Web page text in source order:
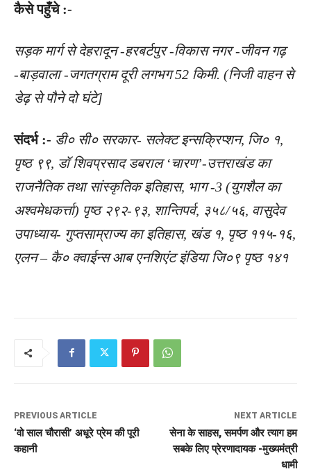
कैसे पहुँचे :-
सड़क मार्ग से देहरादून -हरबर्टपुर -विकास नगर -जीवन गढ़
-बाड़वाला -जगतग्राम दूरी लगभग 52 किमी. (निजी वाहन से
डेढ़ से पौने दो घंटे]
संदर्भ :- डी० सी० सरकार- सलेक्ट इन्सक्रिप्शन, जि० १,
पृष्ठ ९९, डॉ शिवप्रसाद डबराल ‘चारण’-उत्तराखंड का
राजनैतिक तथा सांस्कृतिक इतिहास, भाग -3 (युगशैल का
अश्वमेधकर्त्ता) पृष्ठ २९२-९३, शान्तिपर्व, ३५८/५६, वासुदेव
उपाध्याय- गुप्तसाम्राज्य का इतिहास, खंड १, पृष्ठ ११५-१६,
एलन – कै० क्वाईन्स आब एनशिएंट इंडिया जि०९ पृष्ठ १४१
PREVIOUS ARTICLE
‘वो साल चौरासी’ अधूरे प्रेम की पूरी
कहानी
NEXT ARTICLE
सेना के साहस, समर्पण और त्याग हम
सबके लिए प्रेरणादायक -मुख्यमंत्री
धामी